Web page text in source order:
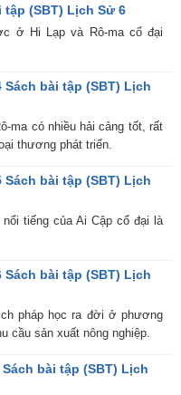
tập (SBT) Lịch Sử 6
ở Hi Lạp và Rô-ma cổ đại
Sách bài tập (SBT) Lịch
ma có nhiều hải cảng tốt, rất
thương phát triển.
Sách bài tập (SBT) Lịch
tiếng của Ai Cập cổ đại là
Sách bài tập (SBT) Lịch
pháp học ra đời ở phương
cầu sản xuất nông nghiệp.
bài tập (SBT) Lịch